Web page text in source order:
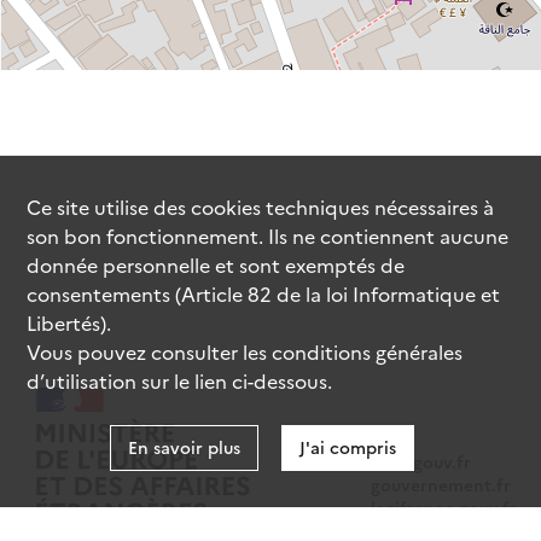
data.gouv.fr
legifrance.gouv.fr
Ce site utilise descookiestechniques nécessaires à
son bon fonctionnement. Ils ne contiennent aucune
donnée personnelle et sont exemptés de
consentements (Article 82 de la loi Informatique et
Libertés).
Vous pouvez consulter les conditions générales
d’utilisation sur le lien ci-dessous.
En savoir plus J'ai compris